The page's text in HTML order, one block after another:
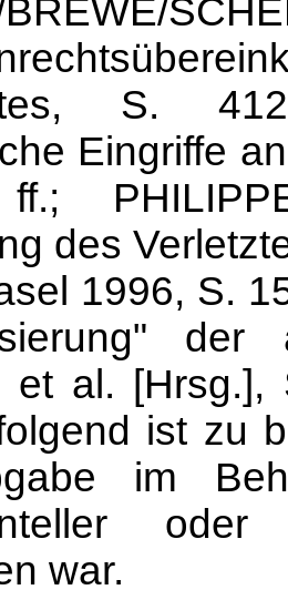
S.
Eingriffe
PHILIPPE
des
1996, S.
et al.
ist zu
im
war.